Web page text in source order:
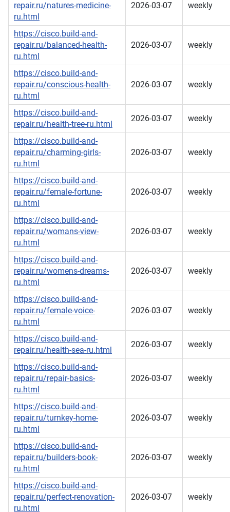
repair.ru/natures-medicine-
ru.html
2026-03-07 weekly
https://cisco.build-and-
repair.ru/balanced-health-
ru.html
2026-03-07 weekly
https://cisco.build-and-
repair.ru/conscious-health-
ru.html
2026-03-07 weekly
https://cisco.build-and-
repair.ru/health-tree-ru.html
2026-03-07 weekly
https://cisco.build-and-
repair.ru/charming-girls-
ru.html
2026-03-07 weekly
https://cisco.build-and-
repair.ru/female-fortune-
ru.html
2026-03-07 weekly
https://cisco.build-and-
repair.ru/womans-view-
ru.html
2026-03-07 weekly
https://cisco.build-and-
repair.ru/womens-dreams-
ru.html
2026-03-07 weekly
https://cisco.build-and-
repair.ru/female-voice-
ru.html
2026-03-07 weekly
https://cisco.build-and-
repair.ru/health-sea-ru.html
2026-03-07 weekly
https://cisco.build-and-
repair.ru/repair-basics-
ru.html
2026-03-07 weekly
https://cisco.build-and-
repair.ru/turnkey-home-
ru.html
2026-03-07 weekly
https://cisco.build-and-
repair.ru/builders-book-
ru.html
2026-03-07 weekly
https://cisco.build-and-
repair.ru/perfect-renovation-
ru.html
2026-03-07 weekly